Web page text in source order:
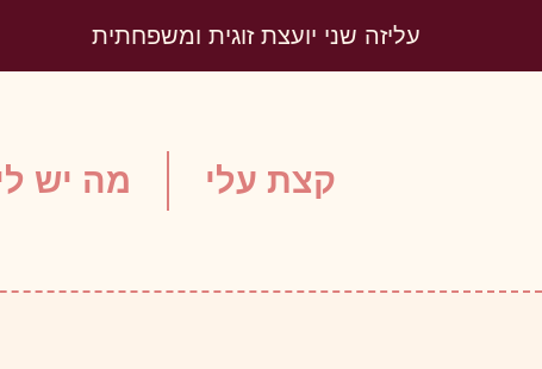
עליזה שני יועצת זוגית ומשפחתית
קצת עלי מה יש